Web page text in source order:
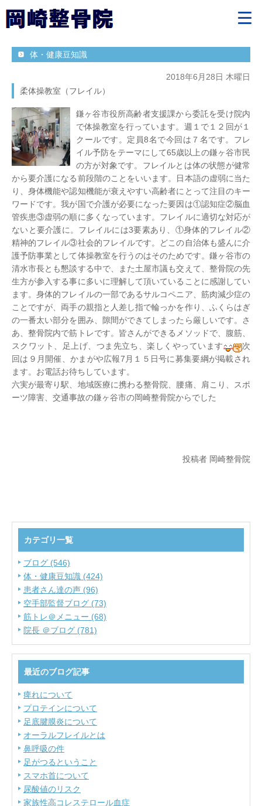
体・健康豆知識
2018年6月28日 木曜日
柔体操教室（フレイル）
鎌ヶ谷市役所高齢者支援課から委託を受け院内
で体操教室を行っています。週１で１２回が１
クールです。定員8名で今回は７名です。フレ
イル予防をテーマにして65歳以上の鎌ヶ谷市民
の方が対象です。フレイルとは体の状態が健常
から要介護になる前段階のことをいいます。日本語の虚弱に当た
り、身体機能や認知機能が衰えやすい高齢者にとって注目のキー
ワードです。我が国で介護が必要になった要因は①認知症②脳血
管疾患③虚弱の順に多くなっています。フレイルに適切な対応が
ないと要介護に。フレイルには3要素あり、①身体的フレイル②
精神的フレイル③社会的フレイルです。どこの自治体も盛んに介
護予防事業として体操教室を行うのはそのためです。鎌ヶ谷市の
清水市長とも懇談する中で、また土屋市議も交えて、整骨院の先
生方が参入する事に多いに理解して頂いていることに感謝してい
ます。身体的フレイルの一部であるサルコペニア、筋肉減少症の
ことですが、両手の親指と人差し指で輪っかを作り、ふくらはぎ
の一番太い部分を囲み、隙間ができてしまったら厳しいです。さ
あ、整骨院内で筋トレです。皆さんができるメソッドで、腹筋、
スクワット、足上げ、つま先立ち、楽しくやっています
次
回は９月開催、かまがや広報7月１５日号に募集要綱が掲載され
ます。お電話お待ちしています。
六実が最寄り駅、地域医療に携わる整骨院、腰痛、肩こり、スポ
ーツ障害、交通事故の鎌ヶ谷市の岡崎整骨院からでした
投稿者 岡崎整骨院
カテゴリ一覧
ブログ (546)
体・健康豆知識 (424)
患者さん達の声 (96)
空手部監督ブログ (73)
筋トレ＠メニュー (68)
院長 ＠ブログ (781)
最近のブログ記事
痺れについて
プロテインについて
足底腱膜炎について
オーラルフレイルとは
鼻呼吸の件
足がつるということ
スマホ首について
尿酸値のリスク
家族性高コレステロール血症